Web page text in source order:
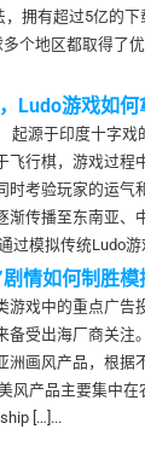
，拥有超过5亿的
个地区都取得了
Ludo游戏如
起源于印度十字戏
行棋，游戏过程
时考验玩家的运气
渐传播至东南亚、
过模拟传统Ludo游
情如何制胜模
游戏中的重点广告
备受出海厂商关注
洲画风产品，根据
风产品主要集中在
[…]...